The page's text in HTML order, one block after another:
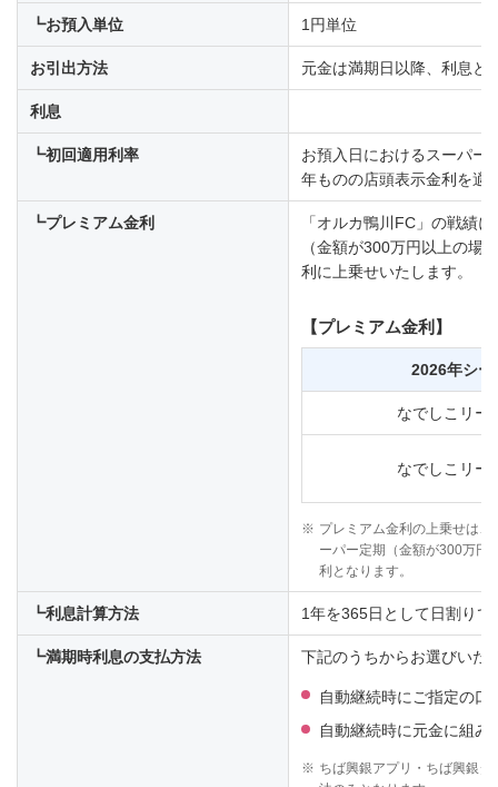
┗お預入単位 1円単位
お引出方法 元金は満期日以降、利息と
利息
┗初回適用利率
お預入日におけるスーパー
年ものの店頭表示金利を適
┗プレミアム金利
「オルカ鴨川FC」の戦績
（金額が300万円以上の場
利に上乗せいたします。
【プレミアム金利】
2026年シー
なでしこリ
なでしこリ
※ プレミアム金利の上乗せは
ーパー定期（金額が300万円
利となります。
┗利息計算方法 1年を365日として日割り
┗満期時利息の支払方法 下記のうちからお選びいた
自動継続時にご指定の口
自動継続時に元金に組み
※ ちば興銀アプリ・ちば興銀